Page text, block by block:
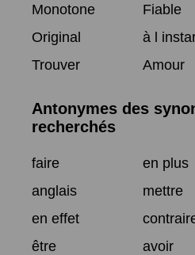
Monotone
Fiable
Original
à l
Trouver
Amour
Antonymes des
recherchés
faire
en plus
anglais
mettre
en effet
être
avoir